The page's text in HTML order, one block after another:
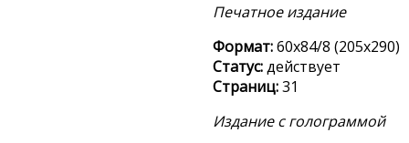
Печатное издание
Формат:60х84/8 (205х290)
Статус:действует
Страниц:31
Издание с голограммой